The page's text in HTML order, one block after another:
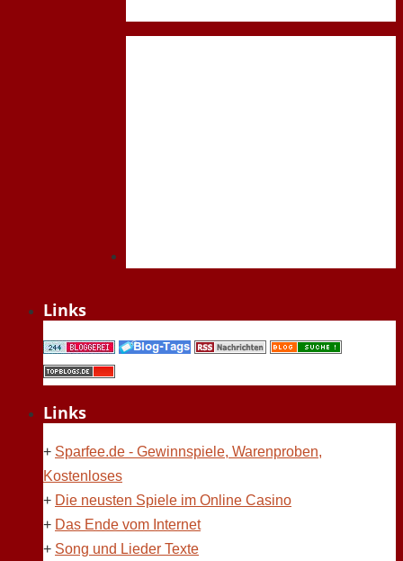
Links
Links
+ Sparfee.de - Gewinnspiele, Warenproben,
Kostenloses
+ Die neusten Spiele im Online Casino
+ Das Ende vom Internet
+ Song und Lieder Texte